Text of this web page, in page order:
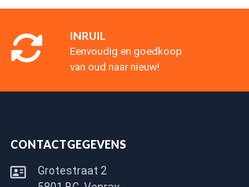
INRUIL
Eenvoudig en goedkoop
van oud naar nieuw!
CONTACTGEGEVENS
Grotestraat 2